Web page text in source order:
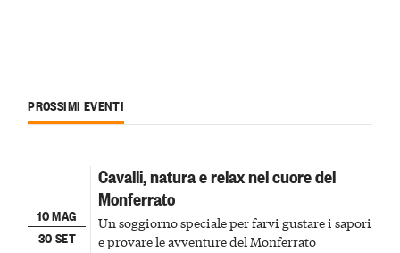
PROSSIMI EVENTI
10 MAG
30 SET
Cavalli, natura e relax nel cuore del
Monferrato
Un soggiorno speciale per farvi gustare i sapori
e provare le avventure del Monferrato